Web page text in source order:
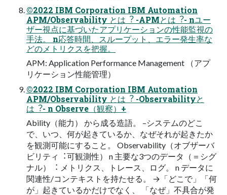
©2022 IBM Corporation IBM Automation
APM/Observability とは︖ -APMとは︖- nユー
ザー視点に基づいたアプリケーションの性能監視の
⼿法。 n応答時間、スループット、エラー発⽣率な
どのメトリクスを把握。
APM: Application Performance Management （アプ
リケーション性能管理）
©2022 IBM Corporation IBM Automation
APM/Observability とは︖ -Observabilityと
は︖- n Observe（観察）+
Ability（能⼒） から成る造語。 –システムのどこ
で、いつ、何が起きているか、なぜそれが起きたか
を観測可能にすること。 Observability（オブザーバ
ビリティ︓可観測性） n 主要な3つのデータ（＝シグ
ナル）︓ メトリクス、トレース、ログ。 n データに
関連性/コンテキストを持たせる。 →「どこで」「何
が」起きているかだけでなく、 「なぜ」不具合が発